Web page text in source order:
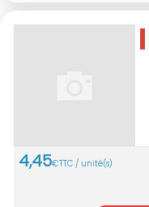
4,45€TTC / unité(s)